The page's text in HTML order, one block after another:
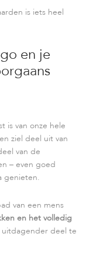
is iets heel
en je
is van onze hele
ziel deel uit van
van de
– even goed
genieten.
van een mens
en het volledig
uitdagender deel te